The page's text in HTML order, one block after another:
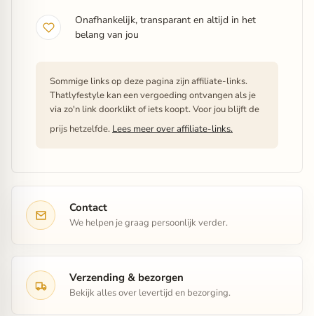
Onafhankelijk, transparant en altijd in het
belang van jou
Sommige links op deze pagina zijn affiliate-links.
Thatlyfestyle kan een vergoeding ontvangen als je
via zo'n link doorklikt of iets koopt. Voor jou blijft de
prijs hetzelfde. Lees meer over affiliate-links.
Contact
We helpen je graag persoonlijk verder.
Verzending & bezorgen
Bekijk alles over levertijd en bezorging.